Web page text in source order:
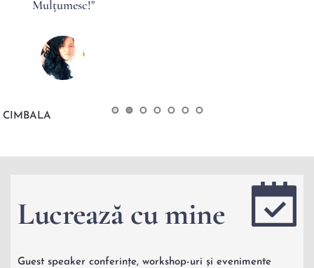
Lucrează cu mine
Guest speaker conferințe, workshop-uri și evenimente